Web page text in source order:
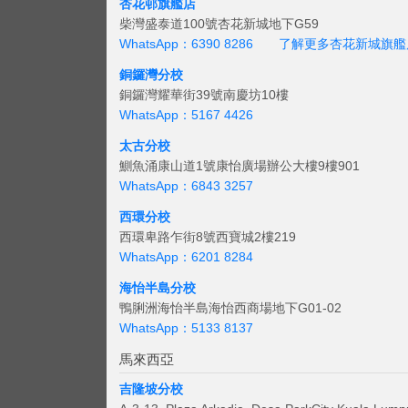
杏花邨旗艦店
柴灣盛泰道100號杏花新城地下G59
WhatsApp：6390 8286
了解更多杏花新城旗
銅鑼灣分校
銅鑼灣耀華街39號南慶坊10樓
WhatsApp：5167 4426
太古分校
鰂魚涌康山道1號康怡廣場辦公大樓9樓901
WhatsApp：6843 3257
西環分校
西環卑路乍街8號西寶城2樓219
WhatsApp：6201 8284
海怡半島分校
鴨脷洲海怡半島海怡西商場地下G01-02
WhatsApp：5133 8137
馬來西亞
吉隆坡分校